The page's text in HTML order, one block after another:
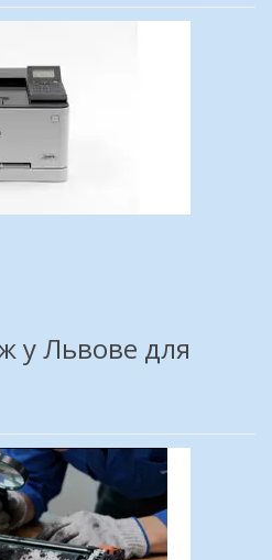
у Львове для